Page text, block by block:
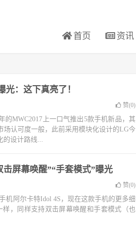
首页 资讯
光：这下真亮了！
赞(0)
的MWC2017上一口气推出5款手机新品，其
认可度一般，此前采用模块化设计的LG今
的设计路线...
屏幕唤醒”“手套模式”曝光
赞(0)
机阿尔卡特Idol 4S，现在这款手机的更多细
样，同样支持双击屏幕唤醒和手套模式（也